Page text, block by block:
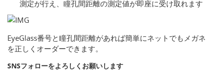
測定が行え、瞳孔間距離の測定値が即座に受け取れます
EyeGlass番号と瞳孔間距離があれば簡単にネットでもメガネ
を正しくオーダーできます。
SNSフォローをよろしくお願いします